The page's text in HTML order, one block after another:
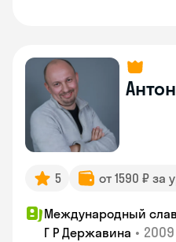
Антон
5 от 1590 ₽ за
Международный
Г Р Державина • 2009